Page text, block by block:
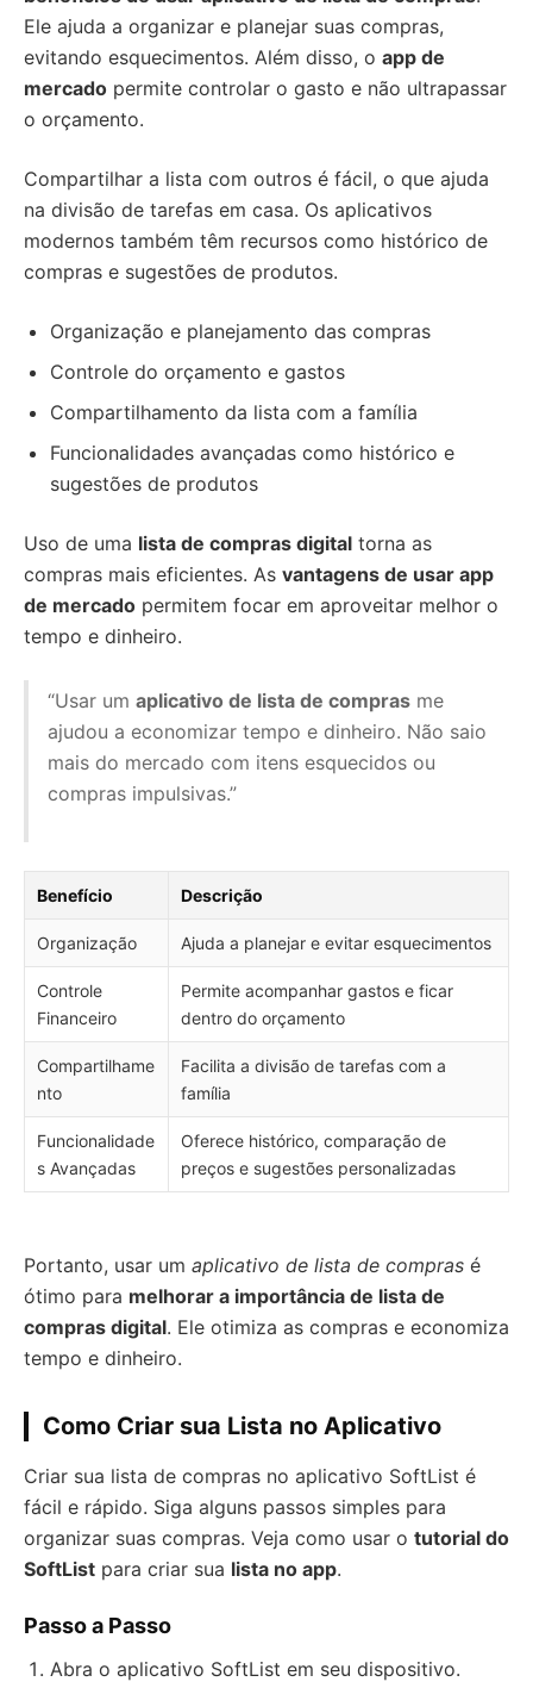
Ele ajuda a organizar e planejar suas compras,
evitando esquecimentos. Além disso, o app de
mercado permite controlar o gasto e não ultrapassar
o orçamento.
Compartilhar a lista com outros é fácil, o que ajuda
na divisão de tarefas em casa. Os aplicativos
modernos também têm recursos como histórico de
compras e sugestões de produtos.
Organização e planejamento das compras
Controle do orçamento e gastos
Compartilhamento da lista com a família
Funcionalidades avançadas como histórico e
sugestões de produtos
Uso de uma lista de compras digital torna as
compras mais eficientes. As vantagens de usar app
de mercado permitem focar em aproveitar melhor o
tempo e dinheiro.
“Usar um aplicativo de lista de compras me
ajudou a economizar tempo e dinheiro. Não saio
mais do mercado com itens esquecidos ou
compras impulsivas.”
Benefício Descrição
Organização Ajuda a planejar e evitar esquecimentos
Controle
Financeiro
Permite acompanhar gastos e ficar
dentro do orçamento
Compartilhame
nto
Facilita a divisão de tarefas com a
família
Funcionalidade
s Avançadas
Oferece histórico, comparação de
preços e sugestões personalizadas
Portanto, usar um aplicativo de lista de compras é
ótimo para melhorar a importância de lista de
compras digital. Ele otimiza as compras e economiza
tempo e dinheiro.
Como Criar sua Lista no Aplicativo
Criar sua lista de compras no aplicativo SoftList é
fácil e rápido. Siga alguns passos simples para
organizar suas compras. Veja como usar o tutorial do
SoftList para criar sua lista no app.
Passo a Passo
Abra o aplicativo SoftList em seu dispositivo.